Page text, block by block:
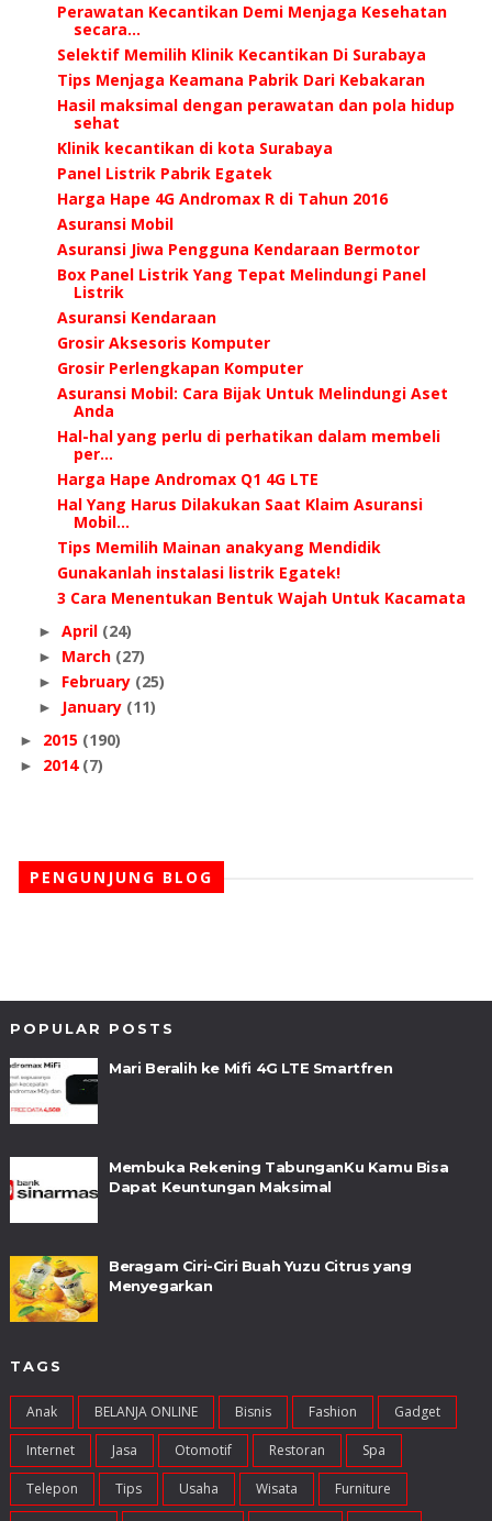
Perawatan Kecantikan Demi Menjaga Kesehatan
secara...
Selektif Memilih Klinik Kecantikan Di Surabaya
Tips Menjaga Keamana Pabrik Dari Kebakaran
Hasil maksimal dengan perawatan dan pola hidup
sehat
Klinik kecantikan di kota Surabaya
Panel Listrik Pabrik Egatek
Harga Hape 4G Andromax R di Tahun 2016
Asuransi Mobil
Asuransi Jiwa Pengguna Kendaraan Bermotor
Box Panel Listrik Yang Tepat Melindungi Panel
Listrik
Asuransi Kendaraan
Grosir Aksesoris Komputer
Grosir Perlengkapan Komputer
Asuransi Mobil: Cara Bijak Untuk Melindungi Aset
Anda
Hal-hal yang perlu di perhatikan dalam membeli
per...
Harga Hape Andromax Q1 4G LTE
Hal Yang Harus Dilakukan Saat Klaim Asuransi
Mobil...
Tips Memilih Mainan anakyang Mendidik
Gunakanlah instalasi listrik Egatek!
3 Cara Menentukan Bentuk Wajah Untuk Kacamata
► April (24)
► March (27)
► February (25)
► January (11)
► 2015 (190)
► 2014 (7)
PENGUNJUNG BLOG
POPULAR POSTS
Mari Beralih ke Mifi 4G LTE Smartfren
Membuka Rekening TabunganKu Kamu Bisa
Dapat Keuntungan Maksimal
Beragam Ciri-Ciri Buah Yuzu Citrus yang
Menyegarkan
TAGS
Anak BELANJA ONLINE Bisnis Fashion Gadget
Internet Jasa Otomotif Restoran Spa
Telepon Tips Usaha Wisata Furniture